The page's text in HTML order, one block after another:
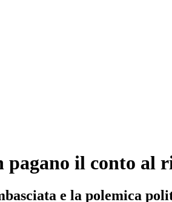
il conto al
e la polemica